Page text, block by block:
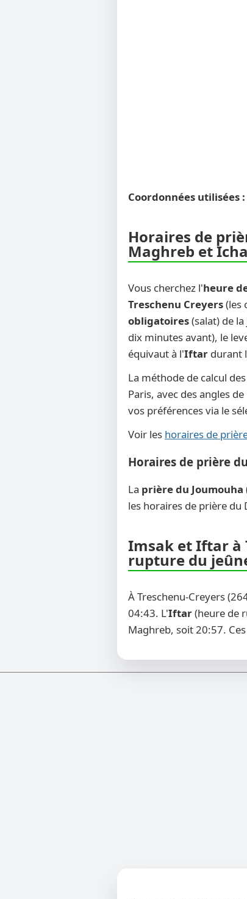
Coordonnées utilisées :
Horaires de
Maghreb et Icha
Vous cherchez l'heure
Treschenu Creyers(les
obligatoires(salat) de
dix minutes avant), le
équivaut à l'Iftar durant
La méthode de calcul
Paris, avec des angles
vos préférences via le
Voir les horaires de
Horaires de prière
La prière du Joumouha
les horaires de prière
Imsak et Iftar à
rupture du
À Treschenu-Creyers
04:43. L'Iftar(heure de
Maghreb, soit 20:57. Ces